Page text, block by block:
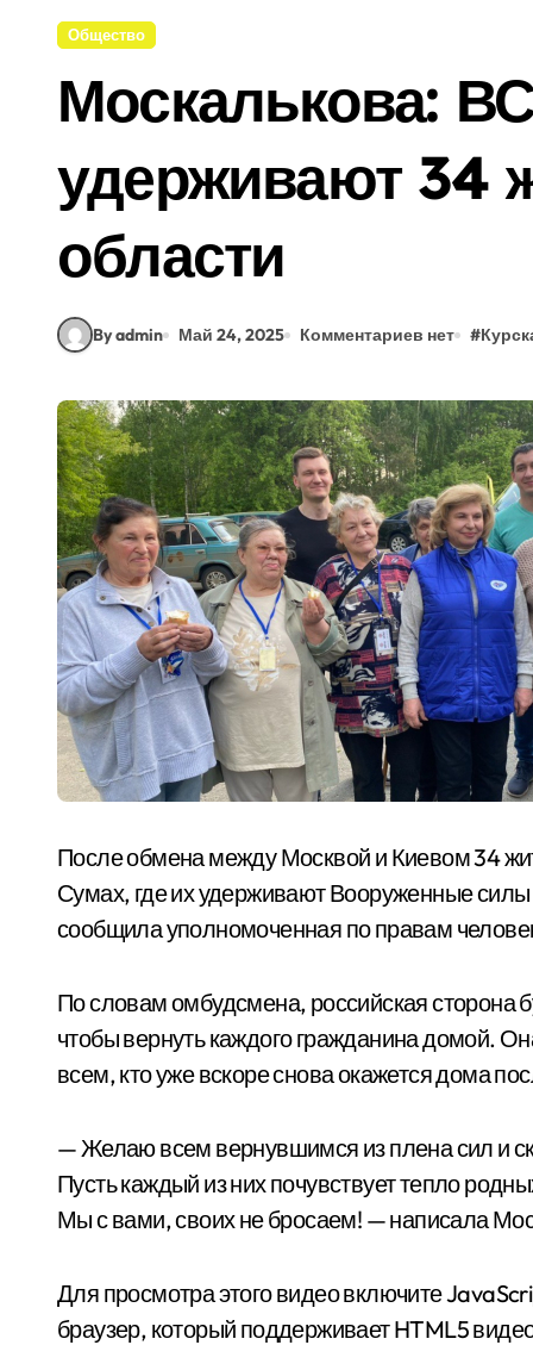
Общество
Москалькова:
удерживают 34
области
By admin Май 24, 2025 Комментариев нет #
После обмена между Москвой и Киевом 34
Сумах, где их удерживают Вооруженные
сообщила уполномоченная по правам
По словам омбудсмена, российская сторона
чтобы вернуть каждого гражданина домой.
всем, кто уже вскоре снова окажется дома
— Желаю всем вернувшимся из плена сил и
Пусть каждый из них почувствует тепло
Мы с вами, своих не бросаем! — написала
Для просмотра этого видео включите
браузер, который поддерживает HTML5